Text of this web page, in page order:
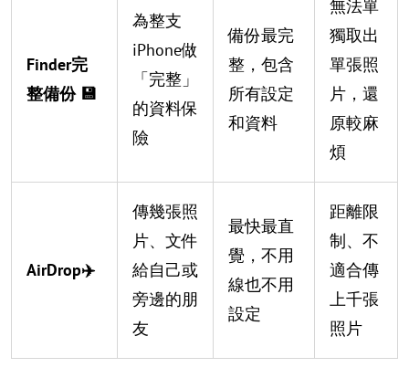
Finder完
整備份 💾
為整支
iPhone做
「完整」
的資料保
險
備份最完
整，包含
所有設定
和資料
無法單
獨取出
單張照
片，還
原較麻
煩
AirDrop✈️
傳幾張照
片、文件
給自己或
旁邊的朋
友
最快最直
覺，不用
線也不用
設定
距離限
制、不
適合傳
上千張
照片